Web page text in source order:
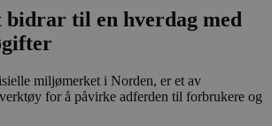
bidrar til en hverdag med
miljømerket i Norden, er et av
for å påvirke adferden til forbrukere og